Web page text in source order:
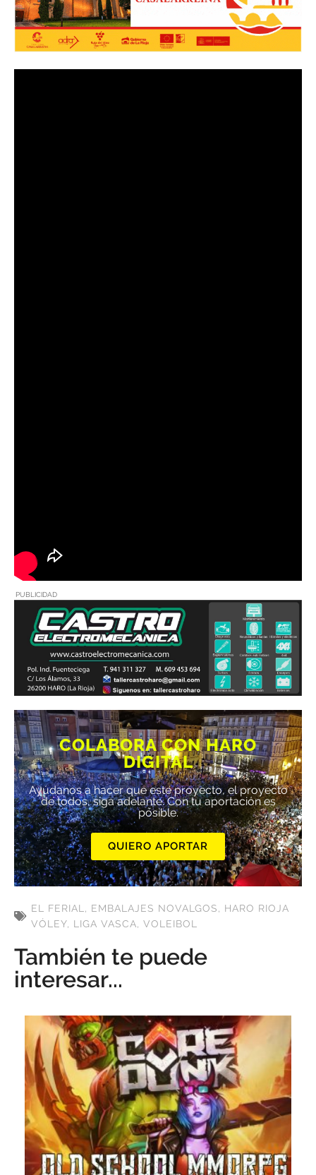
PUBLICIDAD
COLABORA CON HARO
DIGITAL
Ayúdanos a hacer que este proyecto, el proyecto
de todos, siga adelante. Con tu aportación es
posible.
QUIERO APORTAR
EL FERIAL , EMBALAJES NOVALGOS, HARO RIOJA
VÓLEY, LIGA VASCA, VOLEIBOL
También te puede
interesar...